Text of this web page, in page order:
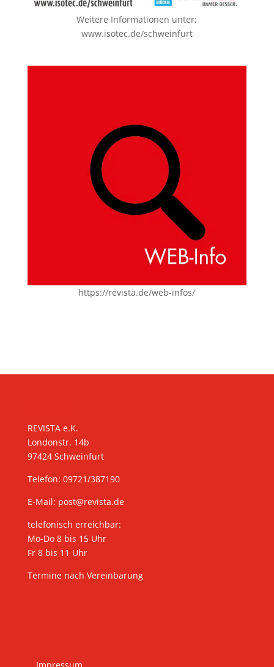
Weitere Informationen unter:
www.isotec.de/schweinfurt
https://revista.de/web-infos/
REVISTA e.K.
Londonstr. 14b
97424 Schweinfurt
Telefon: 09721/387190
E-Mail: post@revista.de
telefonisch erreichbar:
Mo-Do 8 bis 15 Uhr
Fr 8 bis 11 Uhr
Termine nach Vereinbarung